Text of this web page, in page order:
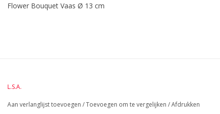
Flower Bouquet Vaas Ø 13 cm
L.S.A.
Aan verlanglijst toevoegen /Toevoegen om te vergelijken /Afdrukken